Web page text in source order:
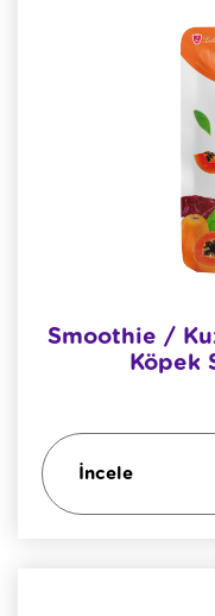
Smoothie /
Köpek
İncele